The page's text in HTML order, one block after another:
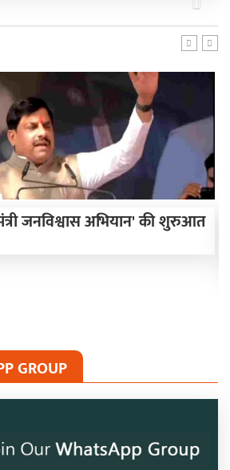
Next
जनविश्वास अभियान' की शुरुआत
GROUP